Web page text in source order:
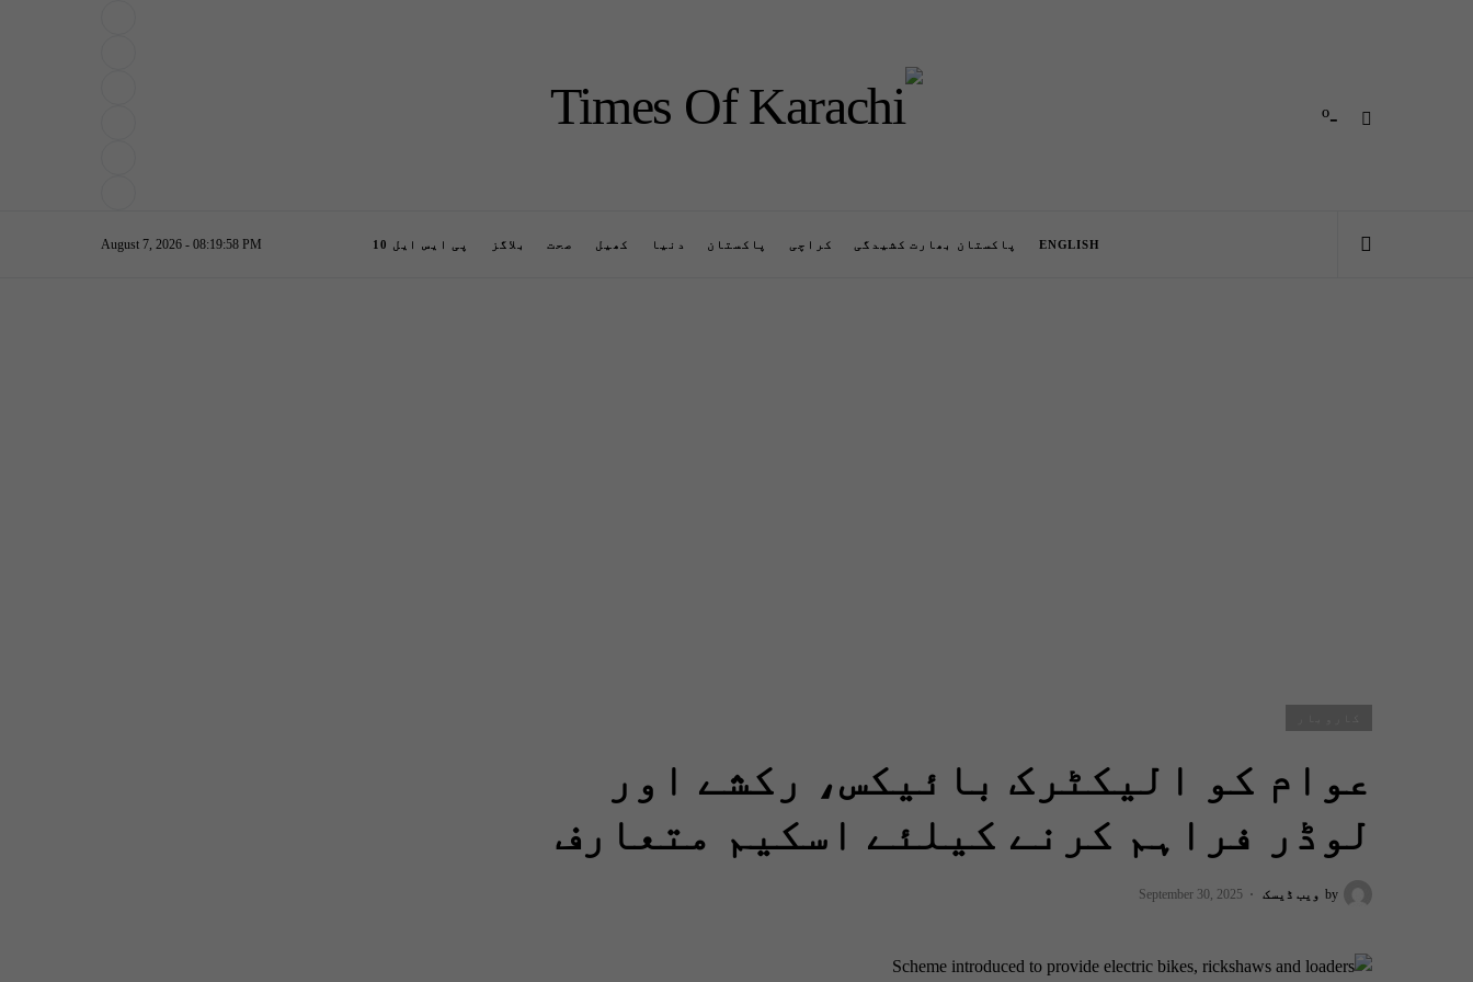
-º
ENGLISH پاکستان بھارت کشیدگی کراچی پاکستان دنیا کھیل صحت بلاگز پی ایس ایل 10 August 7, 2026 - 08:19:59 PM
عوام کو الیکٹرک بائیکس، رکشے اور
لوڈر فراہم کرنے کیلئے اسکیم متعارف
by ویب ڈیسک September 30, 2025